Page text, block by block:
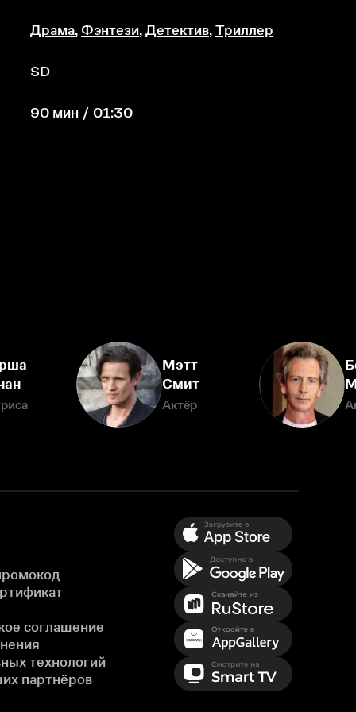
Драма, Фэнтези, Детектив, Триллер
SD
90 мин / 01:30
Мэтт
Смит
Актёр
соглашение
технологий
партнёров